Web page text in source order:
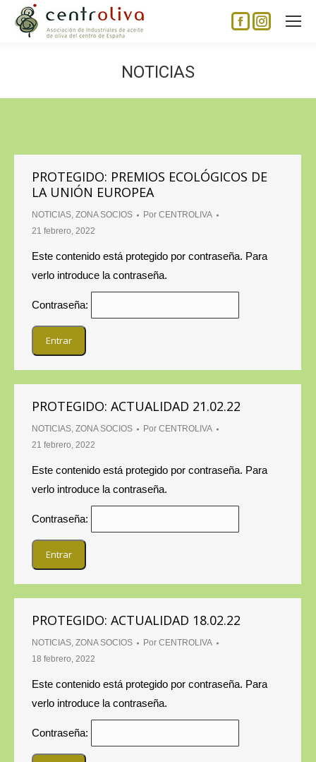
Facebook
Instagram
NOTICIAS
PROTEGIDO: PREMIOS ECOLÓGICOS DE
LA UNIÓN EUROPEA
NOTICIAS, ZONA SOCIOS Por CENTROLIVA
21 febrero, 2022
Este contenido está protegido por contraseña. Para
verlo introduce la contraseña.
Contraseña:
PROTEGIDO: ACTUALIDAD 21.02.22
NOTICIAS, ZONA SOCIOS Por CENTROLIVA
21 febrero, 2022
Este contenido está protegido por contraseña. Para
verlo introduce la contraseña.
Contraseña:
PROTEGIDO: ACTUALIDAD 18.02.22
NOTICIAS, ZONA SOCIOS Por CENTROLIVA
18 febrero, 2022
Este contenido está protegido por contraseña. Para
verlo introduce la contraseña.
Contraseña: